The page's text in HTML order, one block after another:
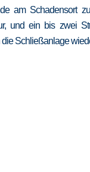
am Schadensort
und ein bis zwei
Schließanlage